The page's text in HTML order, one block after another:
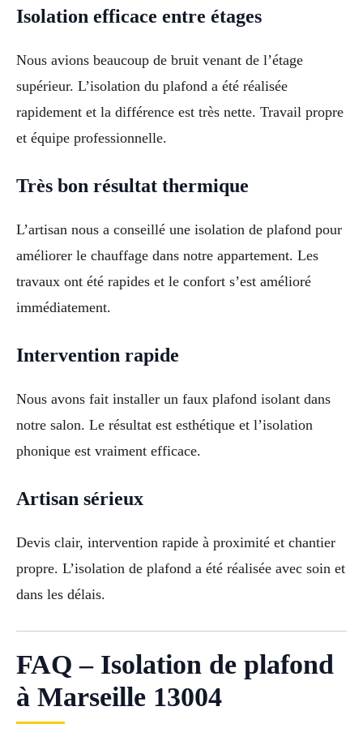
Isolation efficace entre étages
Nous avions beaucoup de bruit venant de l’étage
supérieur. L’isolation du plafond a été réalisée
rapidement et la différence est très nette. Travail propre
et équipe professionnelle.
Très bon résultat thermique
L’artisan nous a conseillé une isolation de plafond pour
améliorer le chauffage dans notre appartement. Les
travaux ont été rapides et le confort s’est amélioré
immédiatement.
Intervention rapide
Nous avons fait installer un faux plafond isolant dans
notre salon. Le résultat est esthétique et l’isolation
phonique est vraiment efficace.
Artisan sérieux
Devis clair, intervention rapide à proximité et chantier
propre. L’isolation de plafond a été réalisée avec soin et
dans les délais.
FAQ – Isolation de plafond
à Marseille 13004